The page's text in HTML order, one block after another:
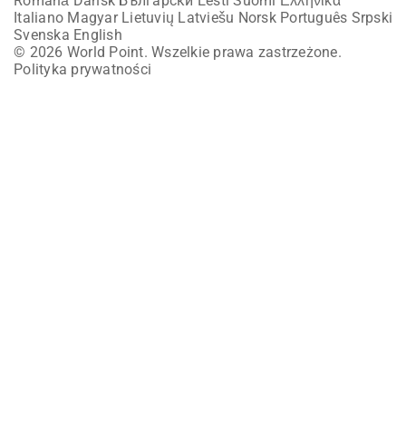
Italiano Magyar Lietuvių Latviešu Norsk Português Srpski
Svenska English
© 2026 World Point. Wszelkie prawa zastrzeżone.
Polityka prywatności